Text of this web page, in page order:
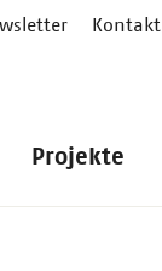
Kontakt
Projekte